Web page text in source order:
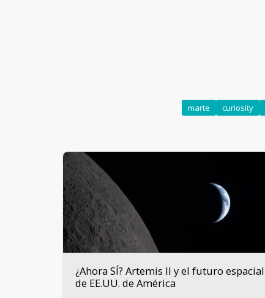
marte curiosity
¿Ahora SÍ? Artemis II y el futuro espacial
de EE.UU. de América